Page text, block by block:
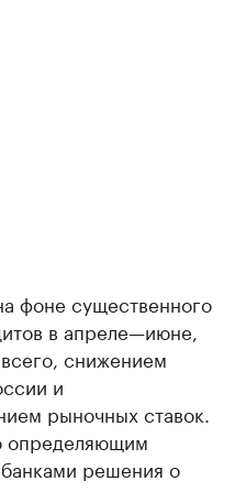
фоне существенного
в апреле—июне,
снижением
и
рыночных ставок.
определяющим
решения о